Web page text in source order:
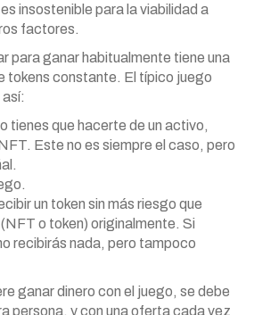
insostenible para la viabilidad a
factores.
para ganar habitualmente tiene una
tokens constante. El típico juego
tienes que hacerte de un activo,
Este no es siempre el caso, pero
un token sin más riesgo que
o token) originalmente. Si
recibirás nada, pero tampoco
ganar dinero con el juego, se debe
persona, y con una oferta cada vez